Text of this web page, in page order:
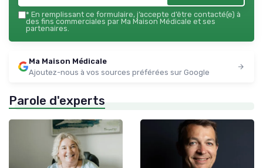
* En remplissant ce formulaire, j’accepte d’être contacté(e) à
des fins commerciales par Ma Maison Médicale et ses
partenaires.
Ma Maison Médicale
Ajoutez-nous à vos sources préférées sur Google
Parole d'experts